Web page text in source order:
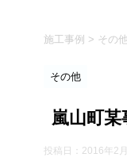
施工事例 > その
その他
嵐山町
投稿日：2016年2